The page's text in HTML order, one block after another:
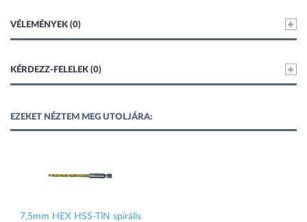
VÉLEMÉNYEK (0)
KÉRDEZZ-FELELEK (0)
EZEKET NÉZTEM MEG UTOLJÁRA:
7,5mm HEX HSS-TiN spirális